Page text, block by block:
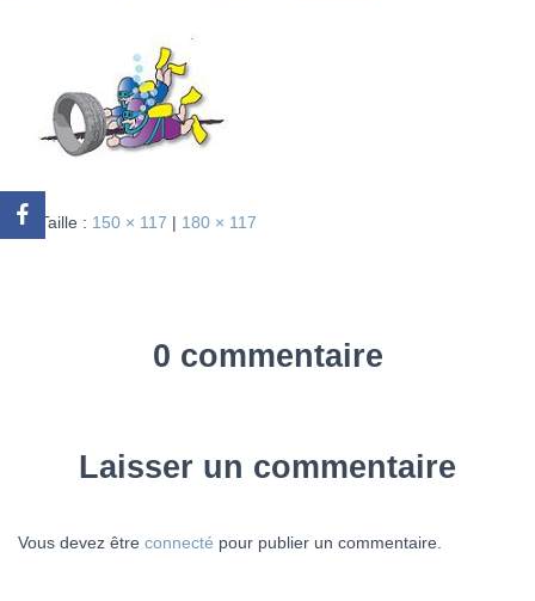
Taille : 150 × 117 | 180 × 117
0 commentaire
Laisser un commentaire
Vous devez être connecté pour publier un commentaire.